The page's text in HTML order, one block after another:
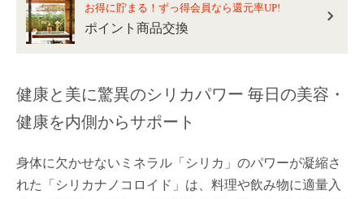
お得に貯まる！ずっ得会員なら還元率UP!
ポイント商品交換
健康と美に驚異のシリカパワー 毎日の美容・
健康を内側からサポート
身体に欠かせないミネラル「シリカ」のパワーが凝縮さ
れた「シリカナノコロイド」は、料理や飲み物に適量入